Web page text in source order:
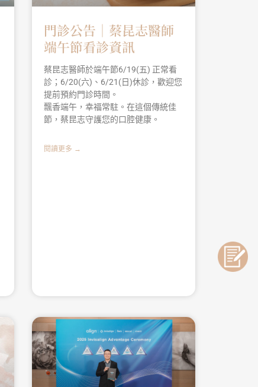
門診公告｜蔡昆志醫師
端午節看診資訊
蔡昆志醫師於端午節6/19(五) 正常看
診；6/20(六)、6/21(日)休診，歡迎您
提前預約門診時間。
飄香端午，幸福常駐。在這個傳統佳
節，蔡昆志守護您的口腔健康。
閱讀更多 →